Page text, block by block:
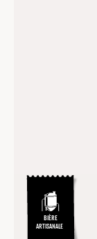
BIÈRE
ARTISANALE